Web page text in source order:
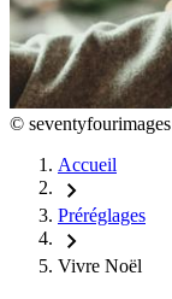
© seventyfourimages
Accueil
chevron_right
Préréglages
chevron_right
Vivre Noël